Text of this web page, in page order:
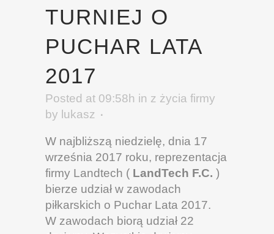
TURNIEJ O
PUCHAR LATA
2017
Posted at 09:58h in z życia firmy
by lukasz
W najbliższą niedzielę, dnia 17
września 2017 roku, reprezentacja
firmy Landtech ( LandTech F.C. )
bierze udział w zawodach
piłkarskich o Puchar Lata 2017.
W zawodach biorą udział 22